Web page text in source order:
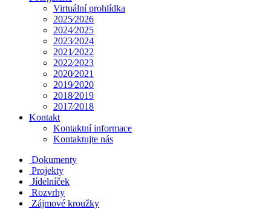
Virtuální prohlídka
2025⁄2026
2024⁄2025
2023⁄2024
2021⁄2022
2022⁄2023
2020⁄2021
2019⁄2020
2018⁄2019
2017⁄2018
Kontakt
Kontaktní informace
Kontaktujte nás
Dokumenty
Projekty
Jídelníček
Rozvrhy
Zájmové kroužky